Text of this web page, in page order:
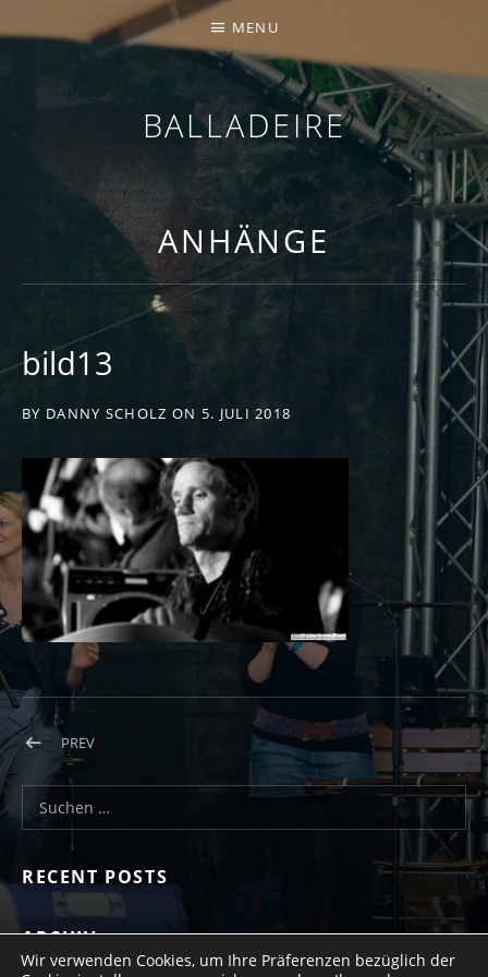
BALLADEIRE
MENU
ANHÄNGE
bild13
BY DANNY SCHOLZ ON 5. JULI 2018
Beitragsnavigation
PREVPOST: BILD13
Suchen nach:
RECENT POSTS
ARCHIV
Wir verwenden Cookies, um Ihre Präferenzen bezüglich der